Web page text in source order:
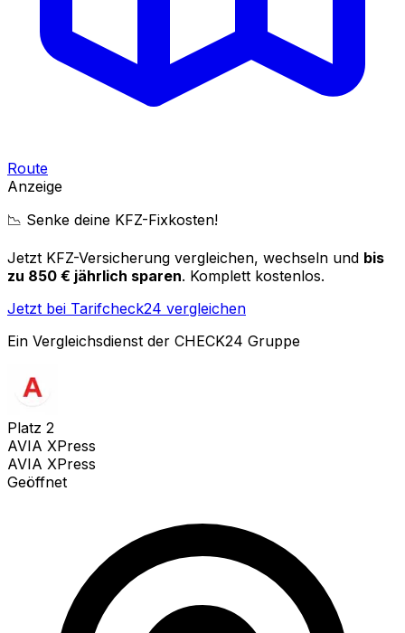
Route
Anzeige
📉 Senke deine KFZ-Fixkosten!
Jetzt KFZ-Versicherung vergleichen, wechseln und bis
zu 850 € jährlich sparen. Komplett kostenlos.
Jetzt bei Tarifcheck24 vergleichen
Ein Vergleichsdienst der CHECK24 Gruppe
Platz 2
AVIA XPress
AVIA XPress
Geöffnet